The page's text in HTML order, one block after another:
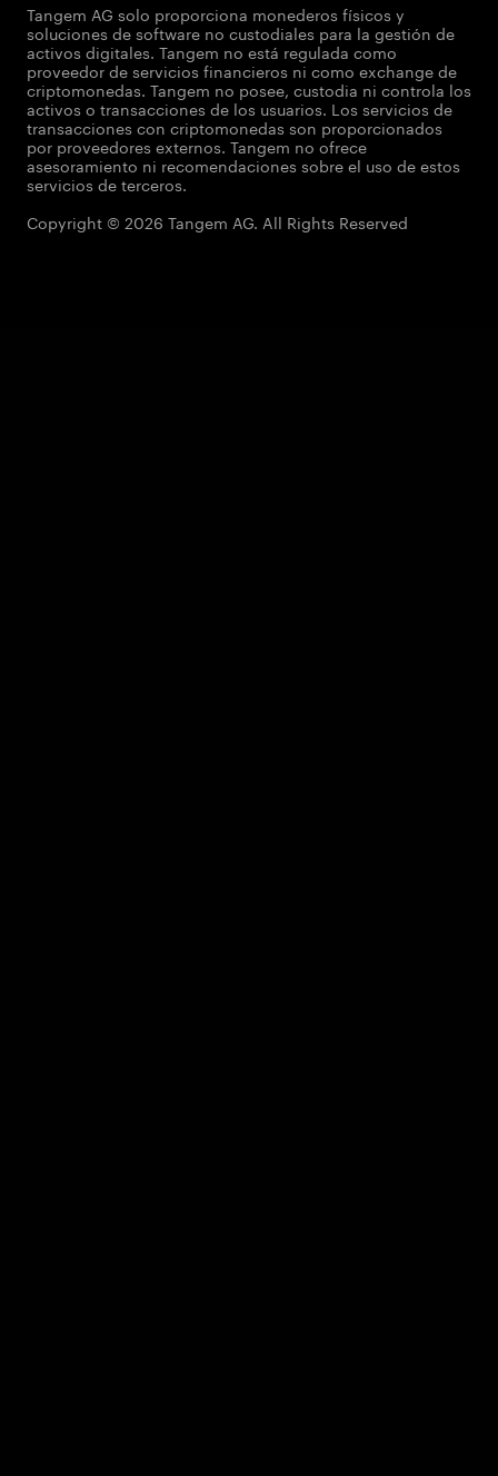
Tangem AG solo proporciona monederos físicos y
soluciones de software no custodiales para la gestión de
activos digitales. Tangem no está regulada como
proveedor de servicios financieros ni como exchange de
criptomonedas. Tangem no posee, custodia ni controla los
activos o transacciones de los usuarios. Los servicios de
transacciones con criptomonedas son proporcionados
por proveedores externos. Tangem no ofrece
asesoramiento ni recomendaciones sobre el uso de estos
servicios de terceros.